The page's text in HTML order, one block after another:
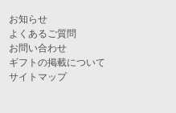
お知らせ
よくあるご質問
お問い合わせ
ギフトの掲載について
サイトマップ